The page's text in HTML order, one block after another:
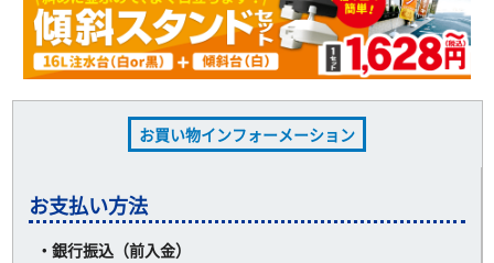
お買い物インフォーメーション
お支払い方法
・銀行振込（前入金）